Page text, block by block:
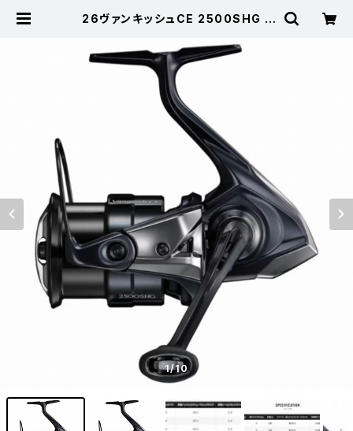
26ヴァンキッシュCE 2500SHG |
1/10